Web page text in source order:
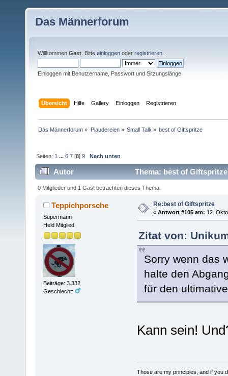
Das Männerforum
Willkommen Gast . Bitte einloggen oder registrieren
Einloggen mit Benutzername, Passwort und Sitzungslänge
Übersicht Hilfe Gallery Einloggen Registrieren
Das Männerforum » Plaudereien» Small Talk » best of Giftspritze
Seiten: 1 ...6 7 [8]9 Nach unten
Autor Thema: best of
0 Mitglieder und 1 Gast betrachten dieses Thema.
Teppichporsche
Supermann
Held Mitglied
Beiträge: 3.332
Geschlecht:
Re:best of Giftspritze
« Antwort #105 am: 12.
Zitat von:
Sorry wenn das
halte den
für den
Kann sein!
Those are my principles, and if you